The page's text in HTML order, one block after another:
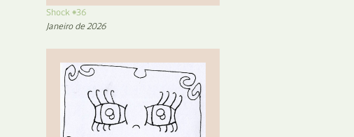
Shock #36
Janeiro de 2026